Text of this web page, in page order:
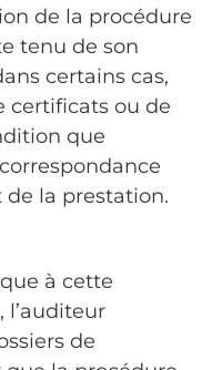
de la procédure
tenu de son
certains cas,
certificats ou de
que
de la prestation.
à cette
l’auditeur
de